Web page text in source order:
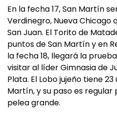
En la fecha 17, San Martín
Verdinegro, Nueva Chicago
San Juan. El Torito de
puntos de San Martín y en
la fecha 18, llegará la
visitar al líder Gimnasia de
Plata. El Lobo jujeño tiene
Martín, y su paso es
pelea grande.